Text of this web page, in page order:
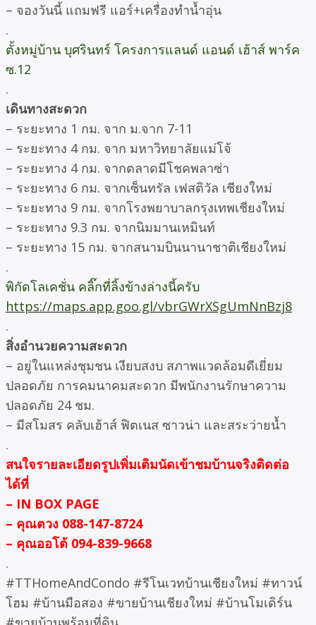
– จองวันนี้ แถมฟรี แอร์+เครื่องทำน้ำอุ่น
.
ตั้งหมู่บ้าน บุศรินทร์ โครงการแลนด์ แอนด์ เฮ้าส์ พาร์ค
ซ.12
.
เดินทางสะดวก
– ระยะทาง 1 กม. จาก ม.จาก 7-11
– ระยะทาง 4 กม. จาก มหาวิทยาลัยแม่โจ้
– ระยะทาง 4 กม. จากตลาดมีโชคพลาซ่า
– ระยะทาง 6 กม. จากเซ็นทรัล เฟสติวัล เชียงใหม่
– ระยะทาง 9 กม. จากโรงพยาบาลกรุงเทพเชียงใหม่
– ระยะทาง 9.3 กม. จากนิมมานเหมินท์
– ระยะทาง 15 กม. จากสนามบินนานาชาติเชียงใหม่
.
พิกัดโลเคชั่น คลิ๊กที่ลิ้งข้างล่างนี้ครับ
https://maps.app.goo.gl/vbrGWrXSgUmNnBzj8
.
สิ่งอำนวยความสะดวก
– อยู่ในแหล่งชุมชน เงียบสงบ สภาพแวดล้อมดีเยี่ยม
ปลอดภัย การคมนาคมสะดวก มีพนักงานรักษาความ
ปลอดภัย 24 ชม.
– มีสโมสร คลับเฮ้าส์ ฟิตเนส ซาวน่า และสระว่ายน้ำ
.
สนใจรายละเอียดรูปเพิ่มเติมนัดเข้าชมบ้านจริงติดต่อ
ได้ที่
– IN BOX PAGE
– คุณตวง 088-147-8724
– คุณออโต้ 094-839-9668
.
#TTHomeAndCondo #รีโนเวทบ้านเชียงใหม่ #ทาวน์
โฮม #บ้านมือสอง #ขายบ้านเชียงใหม่ #บ้านโมเดิร์น